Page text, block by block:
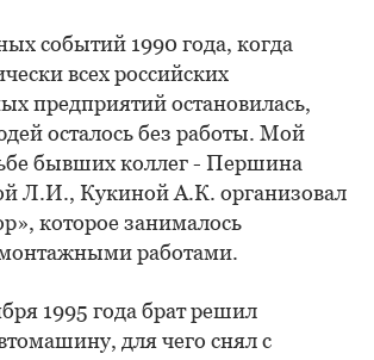
событий 1990 года, когда
всех российских
предприятий остановилась,
осталось без работы. Мой
бывших коллег - Першина
Л.И., Кукиной А.К. организовал
которое занималось
работами.
1995 года брат решил
для чего снял с